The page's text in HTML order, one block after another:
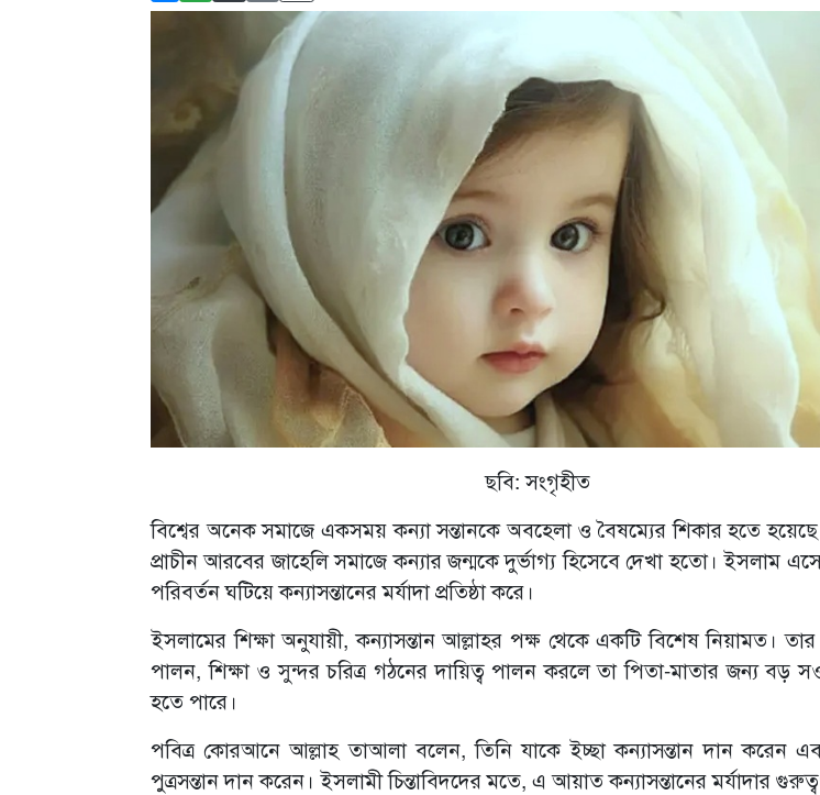
ছবি: সংগৃহীত
বিশ্বের অনেক সমাজে একসময় কন্যা সন্তানকে অবহেলা ও বৈষম্যের শিকার হতে
প্রাচীন আরবের জাহেলি সমাজে কন্যার জন্মকে দুর্ভাগ্য হিসেবে দেখা হতো। ইসলাম
পরিবর্তন ঘটিয়ে কন্যাসন্তানের মর্যাদা প্রতিষ্ঠা করে।
ইসলামের শিক্ষা অনুযায়ী, কন্যাসন্তান আল্লাহর পক্ষ থেকে একটি বিশেষ নিয়ামত।
পালন, শিক্ষা ও সুন্দর চরিত্র গঠনের দায়িত্ব পালন করলে তা পিতা-মাতার জন্য বড়
হতে পারে।
পবিত্র কোরআনে আল্লাহ তাআলা বলেন, তিনি যাকে ইচ্ছা কন্যাসন্তান দান করেন
পুত্রসন্তান দান করেন। ইসলামী চিন্তাবিদদের মতে, এ আয়াত কন্যাসন্তানের মর্যাদার